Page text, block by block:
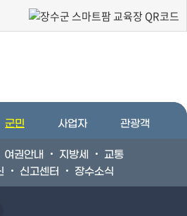
군민 사업자 관광객
여권안내 지방세
교통
신고센터 장수소식